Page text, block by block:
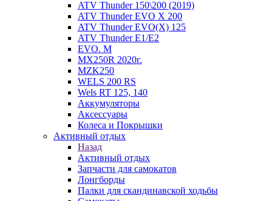
ATV Thunder 150\200 (2019)
ATV Thunder EVO X 200
ATV Thunder EVO(X) 125
ATV Thunder Е1/Е2
EVO. M
MX250R 2020г.
MZK250
WELS 200 RS
Wels RT 125, 140
Аккумуляторы
Аксессуары
Колеса и Покрышки
Активный отдых
Назад
Активный отдых
Запчасти для самокатов
Лонгборды
Палки для скандинавской ходьбы